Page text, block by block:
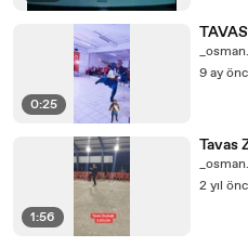
0:25
9 ay
1:56
Tavas
2 yıl